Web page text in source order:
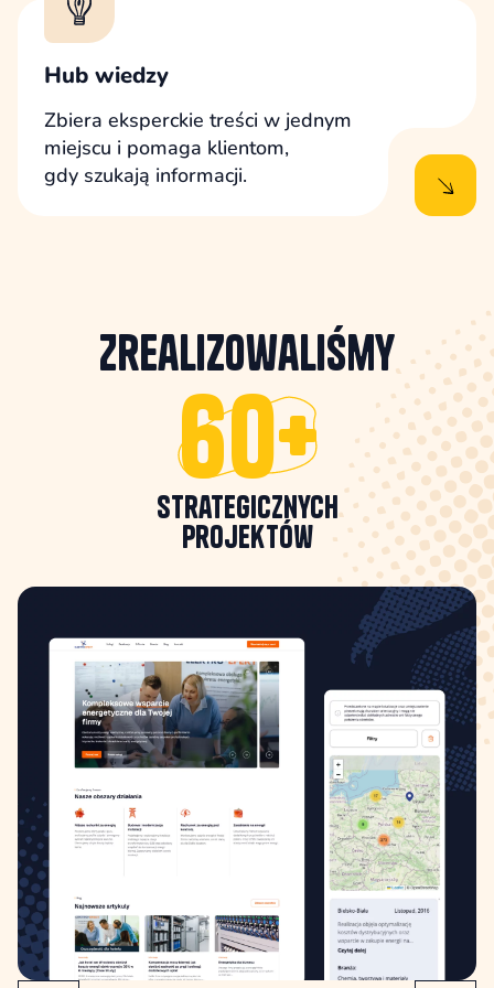
Hub wiedzy
Zbiera eksperckie treści w jednym
miejscu i pomaga klientom,
gdy szukają informacji.
Zrealizowaliśmy
60+
strategicznych
projektów